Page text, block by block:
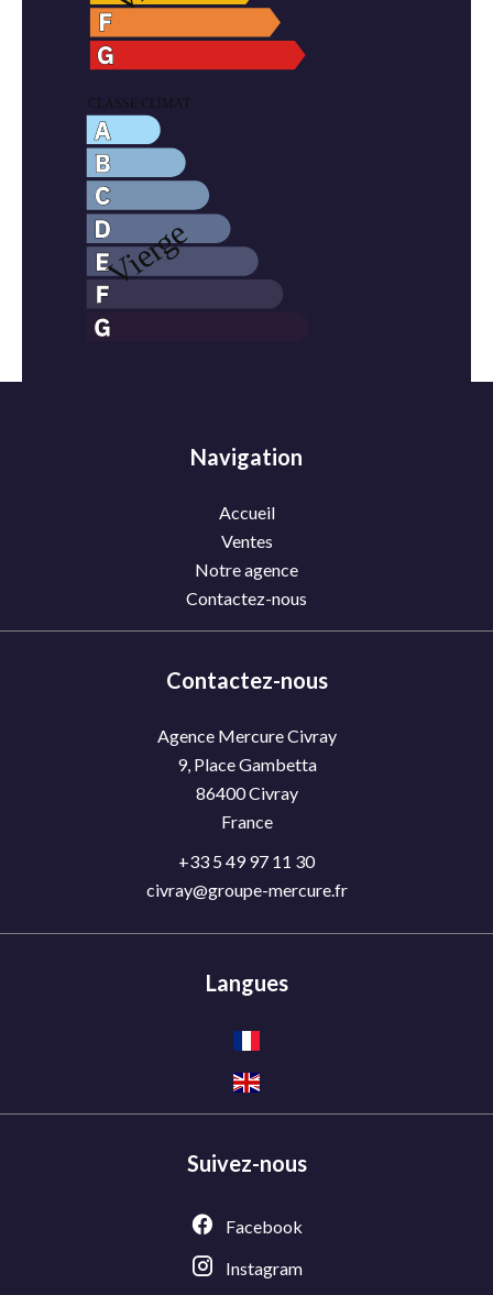
Navigation
Accueil
Ventes
Notre agence
Contactez-nous
Contactez-nous
Agence Mercure Civray
9, Place Gambetta
86400Civray
France
+33 5 49 97 11 30
civray@groupe-mercure.fr
Langues
Suivez-nous
Facebook
Instagram